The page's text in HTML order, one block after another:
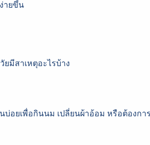
ายขึ้น
มีสาเหตุอะไรบ้าง
อยเพื่อกินนม เปลี่ยนผ้าอ้อม หรือต้องก